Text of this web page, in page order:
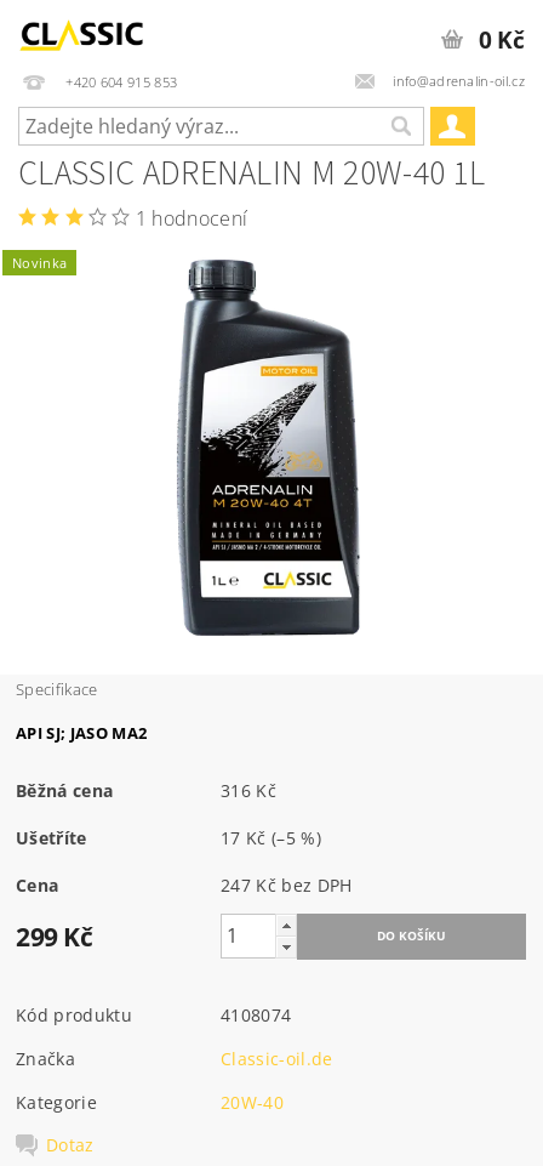
+420 604 915 853 info@adrenalin-oil.cz
0 Kč
CLASSIC ADRENALIN M 20W-40 1L
1 hodnocení
Novinka
Specifikace
API SJ; JASO MA2
Běžná cena 316 Kč
Ušetříte 17 Kč(–5 %)
Cena 247 Kč bez DPH
299 Kč
Kód produktu
4108074
Značka
Classic-oil.de
Kategorie
20W-40
Dotaz